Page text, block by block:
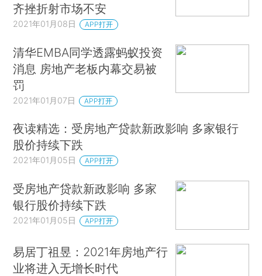
齐挫折射市场不安
2021年01月08日 APP打开
清华EMBA同学透露蚂蚁投资
消息 房地产老板内幕交易被
罚
2021年01月07日 APP打开
夜读精选：受房地产贷款新政影响 多家银行
股价持续下跌
2021年01月05日 APP打开
受房地产贷款新政影响 多家
银行股价持续下跌
2021年01月05日 APP打开
易居丁祖昱：2021年房地产行
业将进入无增长时代